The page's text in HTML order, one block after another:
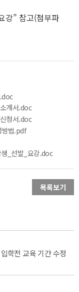
강” 참고(첨부파
개서.doc
청서.doc
방법.pdf
_선발_요강.doc
목록보기
학전 교육 기간 수정